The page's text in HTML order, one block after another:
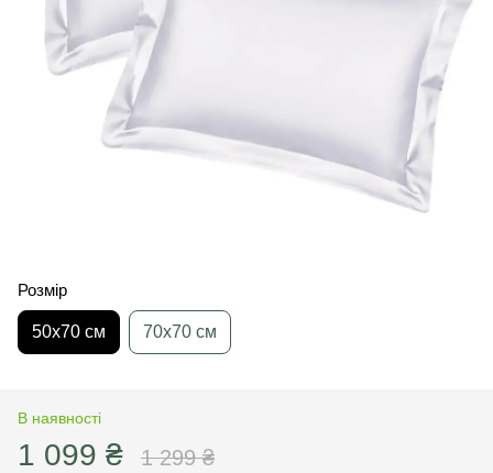
Розмір
50х70 см 70х70 см
В наявності
1 099 ₴ 1 299 ₴